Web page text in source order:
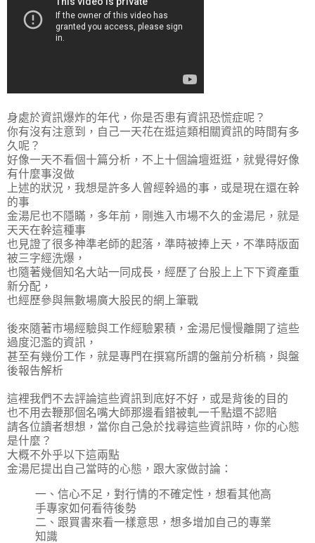
身處於資訊爆炸的年代，你是否患有資訊恐慌症呢？
你有沒有注意到，自己一天花在逛這類相關資訊的時間有多
久呢？
好像一天不看個十篇分析，不上十個論壇逛逛，就覺得好像
有什麼事沒做
上述的狀況，我想是許多人曾經幹過的事，或是現在還在幹
的事
金湯尼也不隱瞞，多年前，剛進入市場不久的金湯尼，就是
天天在幹這種事
也見證了很多神準老師的起落，準時被捧上天，不準時版面
被三字經洗爆，
也隨著幾個知名大站一同成長，經歷了台股上上下下資產重
新分配，
也經歷參與無數場廣大股民的網上筆戰
後來隨著市場經驗與工作經驗累積，金湯尼慢慢離開了這些
過度氾濫的資訊，
甚至有幾份工作，就是專門在撰寫所謂的盤前分析稿，與盤
後報告解析
這裡我們不去評論這些資訊到底好不好，或是背後的目的
也不用去鞭那個名嘴大師那邊看錯被軋一千點還不認賠
請各位讀者想想，當你自己急於找尋這些資訊時，你的心態
是什麼？
大概不外乎以下這兩點
金湯尼提出自己當時的心態，跟大家做討論：
一、信心不足，對行情的不確定性，想看其他高
手專家如何看待後勢
二、跟買書來看一樣意思，想多增加自己的專業
知識